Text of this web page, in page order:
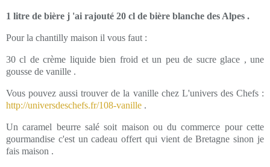
1 litre de bière j 'ai rajouté 20 cl de bière blanche des Alpes .
Pour la chantilly maison il vous faut :
30 cl de crème liquide bien froid et un peu de sucre glace , une
gousse de vanille .
Vous pouvez aussi trouver de la vanille chez L'univers des Chefs :
http://universdeschefs.fr/108-vanille .
Un caramel beurre salé soit maison ou du commerce pour cette
gourmandise c'est un cadeau offert qui vient de Bretagne sinon je
fais maison .